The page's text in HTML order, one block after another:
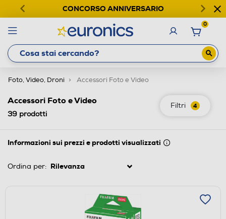
CONCORSO ANNIVERSARIO
0
Foto, Video, Droni Accessori Foto e Video
Filtri 4
Accessori Foto e Video
39 prodotti
Informazioni sui prezzi e prodotti visualizzati
Ordina per: